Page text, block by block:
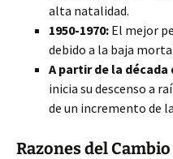
alta natalidad.
1950-1970: El mejor
debido a la baja
A partir de la década
inicia su descenso a
de un incremento de
Razones del